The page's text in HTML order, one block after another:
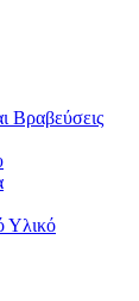
Βραβεύσεις
Υλικό